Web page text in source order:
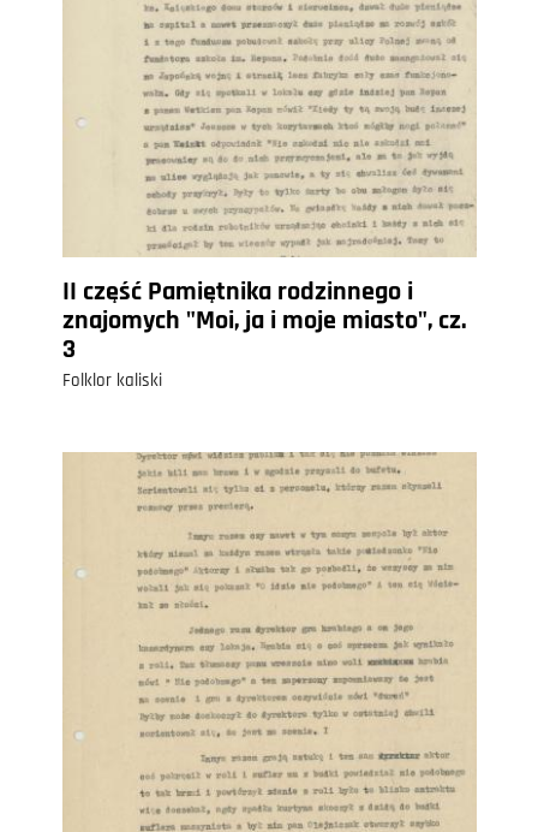
II część Pamiętnika rodzinnego i
znajomych "Moi, ja i moje miasto", cz.
3
Folklor kaliski